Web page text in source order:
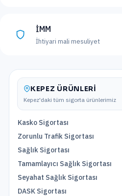
İMM
İhtiyari mali mesuliyet
KEPEZ ÜRÜNLERI
Kepez'daki tüm sigorta ürünlerimiz
Kasko Sigortası
Zorunlu Trafik Sigortası
Sağlık Sigortası
Tamamlayıcı Sağlık Sigortası
Seyahat Sağlık Sigortası
DASK Sigortası